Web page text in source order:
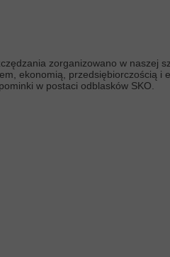
zorganizowano w naszej
ekonomią, przedsiębiorczością i
w postaci odblasków SKO.